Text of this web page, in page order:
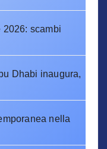
2026: scambi
Dhabi inaugura,
nella